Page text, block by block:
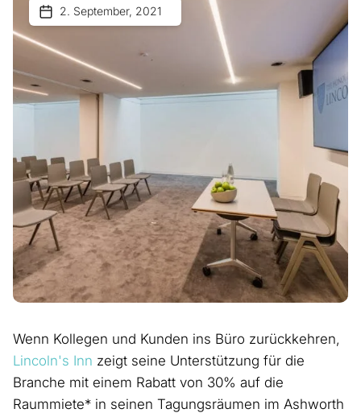
2. September, 2021
Wenn Kollegen und Kunden ins Büro zurückkehren,
Lincoln's Inn zeigt seine Unterstützung für die
Branche mit einem Rabatt von 30% auf die
Raummiete* in seinen Tagungsräumen im Ashworth